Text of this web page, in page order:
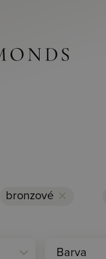
bronzové clear
expand_more Barva